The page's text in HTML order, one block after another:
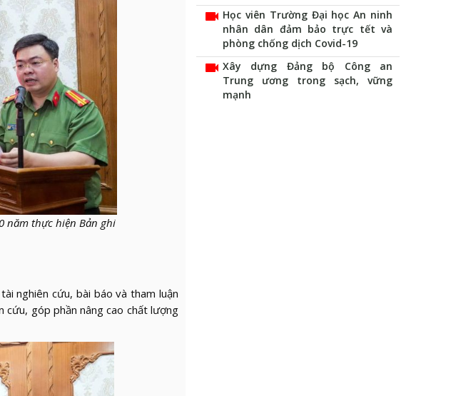
năm thực hiện Bản ghi
nghiên cứu, bài báo và tham luận
cứu, góp phần nâng cao chất lượng
videocam Học viên Trường Đại học An ninh
nhân dân đảm bảo trực tết và
phòng chống dịch Covid-19
videocam Xây dựng Đảng bộ Công an
Trung ương trong sạch, vững
mạnh